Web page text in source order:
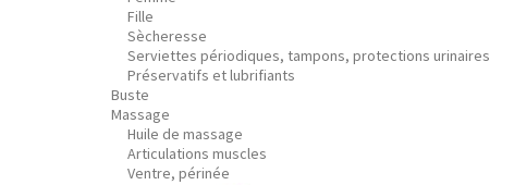
Fille
Sècheresse
Serviettes périodiques, tampons, protections urinaires
Préservatifs et lubrifiants
Buste
Massage
Huile de massage
Articulations muscles
Ventre, périnée